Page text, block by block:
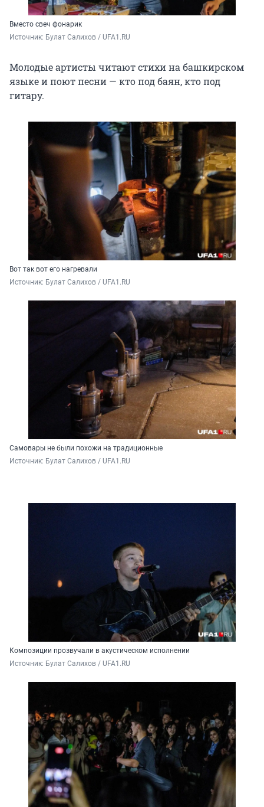
Вместо свеч фонарик
Источник: Булат Салихов / UFA1.RU
Молодые артисты читают стихи на башкирском
языке и поют песни — кто под баян, кто под
гитару.
Вот так вот его нагревали
Источник: Булат Салихов / UFA1.RU
Самовары не были похожи на традиционные
Источник: Булат Салихов / UFA1.RU
Композиции прозвучали в акустическом исполнении
Источник: Булат Салихов / UFA1.RU